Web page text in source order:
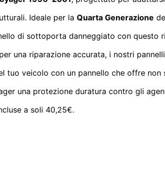
Ideale per la Quarta Generazione
di sottoporta danneggiato con questo
una riparazione accurata, i nostri
veicolo con un pannello che offre
una protezione duratura contro gli
a soli 40,25€.